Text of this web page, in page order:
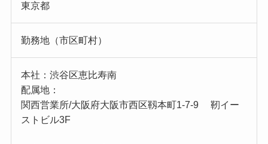
東京都
勤務地（市区町村）
本社：渋谷区恵比寿南
配属地：
関西営業所/大阪府大阪市西区靱本町1-7-9 靭イー
ストビル3F